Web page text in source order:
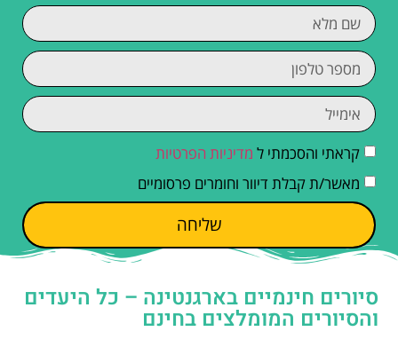
קראתי והסכמתי ל מדיניות הפרטיות
מאשר/ת קבלת דיוור וחומרים פרסומיים
שליחה
סיורים חינמיים בארגנטינה – כל היעדים
והסיורים המומלצים בחינם